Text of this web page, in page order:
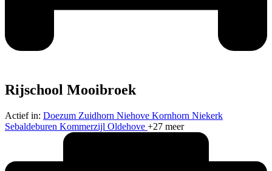
Rijschool Mooibroek
Actief in: Doezum Zuidhorn Niehove Kornhorn Niekerk
Sebaldeburen Kommerzijl Oldehove +27 meer